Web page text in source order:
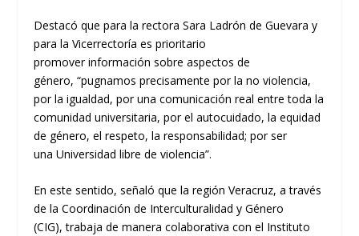
Destacóquepara la rectoraSara Ladrón de Guevara y
para laVicerrectoría es prioritario
promoverinformaciónsobre aspectos de
género,“pugnamos precisamente por la no violencia,
por la igualdad, por una comunicaciónreal entre toda la
comunidad universitaria, por el autocuidado,la equidad
de género, el respeto, laresponsabilidad;por ser
unaUniversidad libre de violencia”.
En este sentido,señalóque la región Veracruz, a través
de laCoordinación de Interculturalidad y Género
(CIG), trabaja de manera colaborativa con el Instituto